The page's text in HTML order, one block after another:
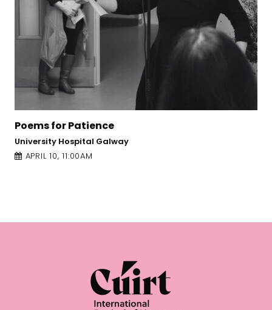
Richard Scott: Advanced Poetry
Hauntings and Intertextuality
O’Donoghue Theatre, University of Galway